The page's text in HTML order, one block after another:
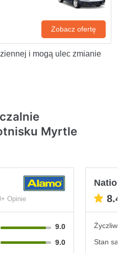
Zobacz ofertę
i mogą ulec zmianie
Myrtle
Opinie
9.0
9.0
Stan